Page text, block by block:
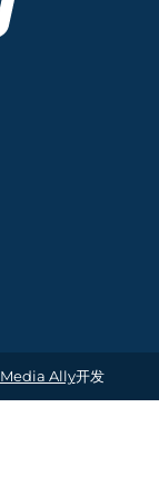
Media Ally开发